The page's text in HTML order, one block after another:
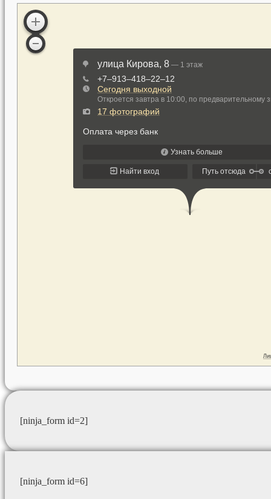
[ninja_form id=2]
[ninja_form id=6]